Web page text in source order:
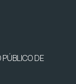
PÚBLICO DE